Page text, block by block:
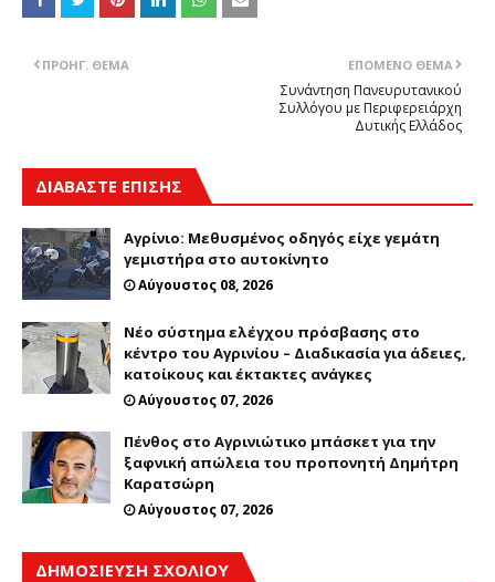
ΕΠΌΜΕΝΟ ΘΈΜΑ
Συνάντηση Πανευρυτανικού
Συλλόγου με Περιφερειάρχη
Δυτικής Ελλάδος
ΠΡΟΗΓ. ΘΈΜΑ
ΔΙΑΒΑΣΤΕ ΕΠΙΣΗΣ
Αγρίνιο: Μεθυσμένος οδηγός είχε γεμάτη
γεμιστήρα στο αυτοκίνητο
Αύγουστος 08, 2026
Νέο σύστημα ελέγχου πρόσβασης στο
κέντρο του Αγρινίου – Διαδικασία για άδειες,
κατοίκους και έκτακτες ανάγκες
Αύγουστος 07, 2026
Πένθος στο Αγρινιώτικο μπάσκετ για την
ξαφνική απώλεια του προπονητή Δημήτρη
Καρατσώρη
Αύγουστος 07, 2026
ΔΗΜΟΣΊΕΥΣΗ ΣΧΟΛΊΟΥ